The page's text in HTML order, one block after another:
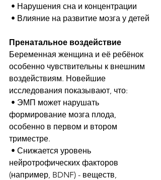
• Нарушения сна и концентрации
• Влияние на развитие мозга у детей
Пренатальное воздействие
Беременная женщина и её ребёнок
особенно чувствительны к внешним
воздействиям. Новейшие
исследования показывают, что:
формирование мозга плода,
особенно в первом и втором
триместре.
нейротрофических факторов
(например, BDNF) - веществ,